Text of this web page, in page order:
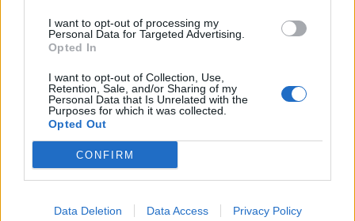
I want to opt-out of processing my
Personal Data for Targeted Advertising.
Opted In
I want to opt-out of Collection, Use,
Retention, Sale, and/or Sharing of my
Personal Data that Is Unrelated with the
Purposes for which it was collected.
Opted Out
CONFIRM
Data Deletion Data Access Privacy Policy
LEGNANO